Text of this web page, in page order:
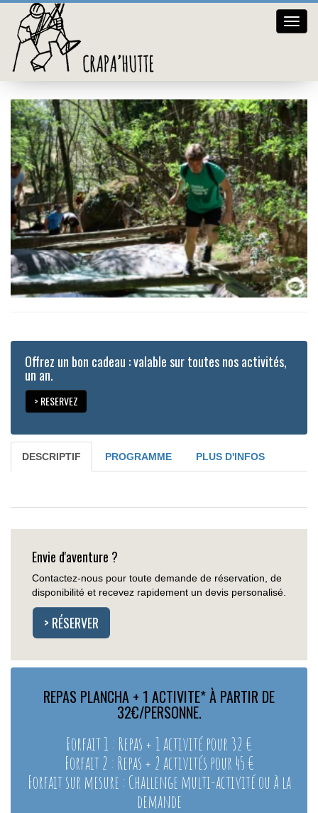
Crapa
hutte
119A4676
Offrez un bon cadeau : valable sur toutes nos activités,
un an.
> RESERVEZ
DESCRIPTIF PROGRAMME PLUS D'INFOS
Envie d'aventure ?
Contactez-nous pour toute demande de réservation, de
disponibilité et recevez rapidement un devis personalisé.
> RÉSERVER
REPAS PLANCHA + 1 ACTIVITE* À PARTIR DE
32€/PERSONNE.
Forfait 1 : Repas + 1 activité pour 32 €
Forfait 2 : Repas + 2 activités pour 45 €
Forfait sur mesure : Challenge multi-activité ou à la
demande